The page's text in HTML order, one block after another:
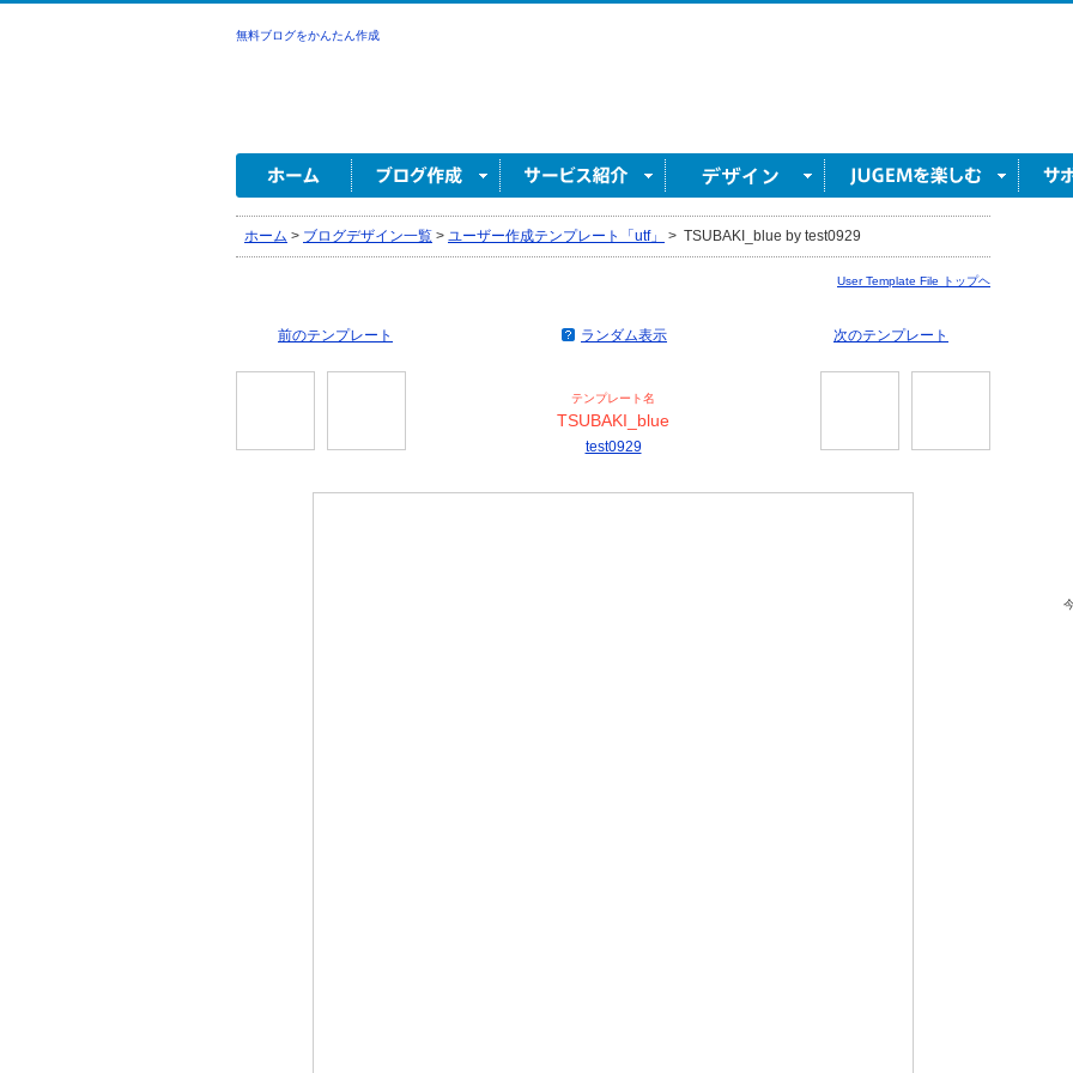
無料ブログをかんたん作成
ホーム > ブログデザイン一覧 > ユーザー作成テンプレート「utf」 > TSUBAKI_blue by test0929
User Template File トップヘ
前のテンプレート 次のテンプレート
ランダム表示
テンプレート名
TSUBAKI_blue
test0929